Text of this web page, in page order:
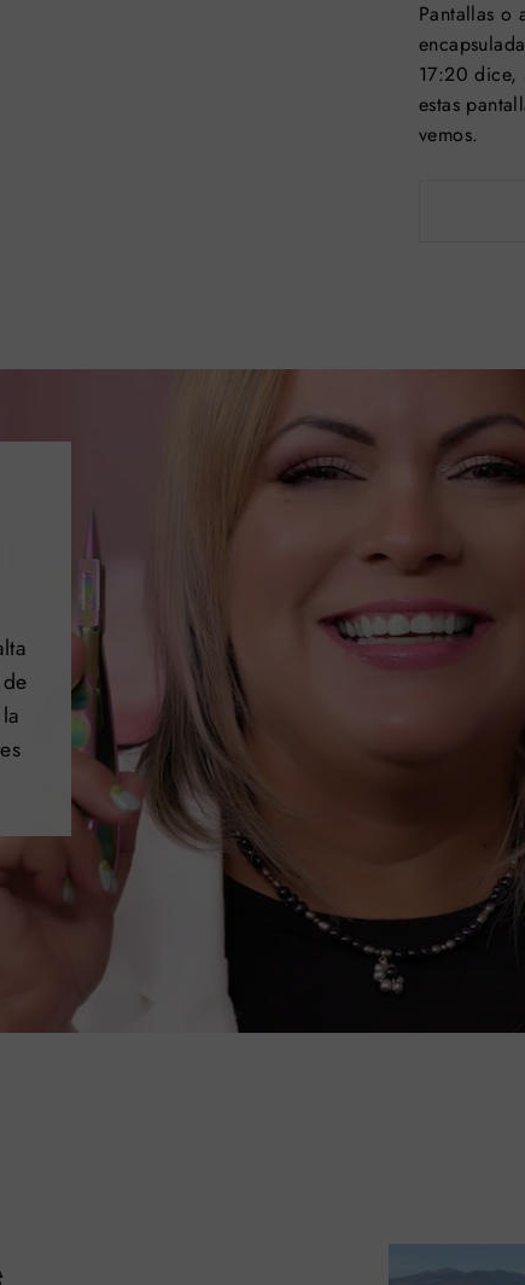
Pantallas o
17:20 dice,
estas
vemos.